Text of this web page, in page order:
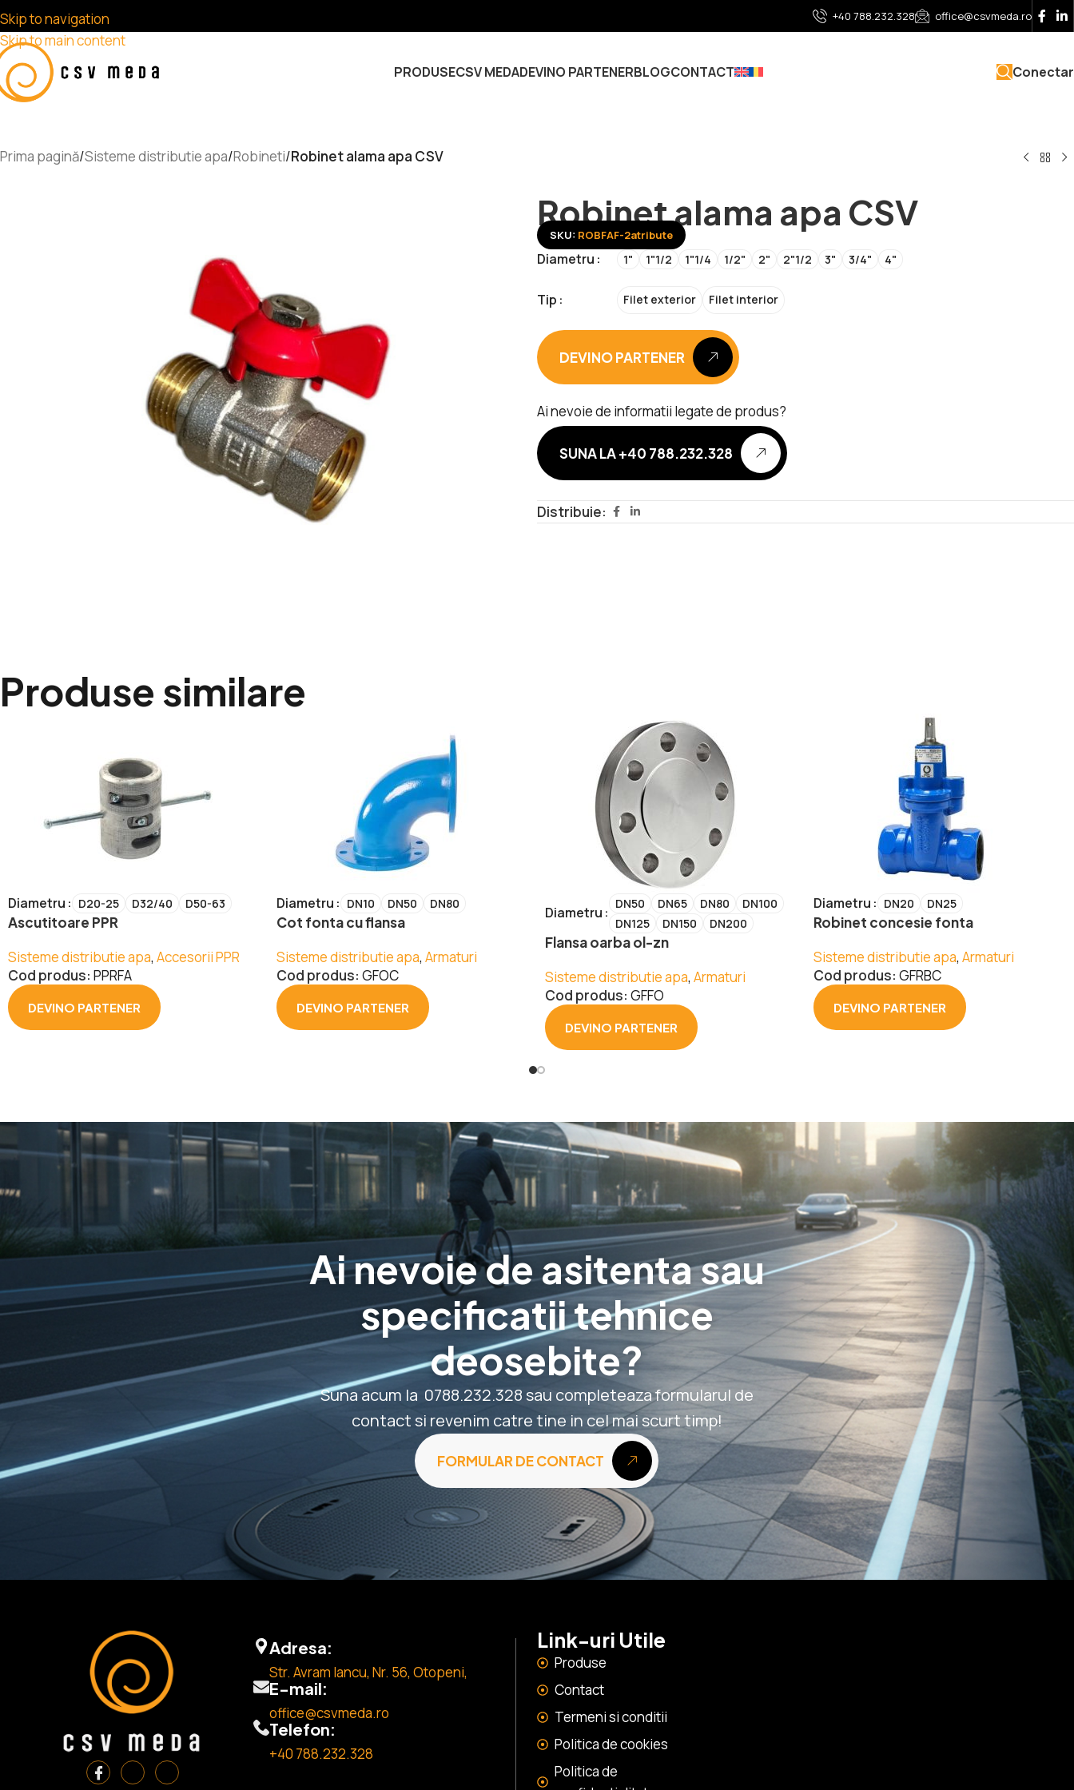
Skip to navigation
Skip to main content
+40 788.232.328 office@csvmeda.ro
PRODUSECSV MEDADEVINO PARTENERBLOGCONTACT
Prima pagină/Sisteme distributie apa/Robineti/Robinet alama apa CSV
Robinet alama apa CSV
SKU: ROBFAF-2atribute
Diametru 1" 1"1/2 1"1/4 1/2" 2" 2"1/2 3" 3/4" 4"
Tip Filet exterior Filet interior
DEVINO PARTENER
Ai nevoie de informatii legate de produs?
SUNA LA +40 788.232.328
Distribuie:
Produse similare
Diametru D20-25 D32/40 D50-63
Ascutitoare PPR
Sisteme distributie apa, Accesorii PPR
Cod produs: PPRFA
DEVINO PARTENER
Diametru DN10 DN50 DN80
Cot fonta cu flansa
Sisteme distributie apa, Armaturi
Cod produs: GFOC
DEVINO PARTENER
Diametru
DN50 DN65 DN80
DN100
DN125
DN150 DN200
Flansa oarba ol-zn
Sisteme distributie apa, Armaturi
Cod produs: GFFO
DEVINO PARTENER
Diametru DN20 DN25
Robinet concesie fonta
Sisteme distributie apa, Armaturi
Cod produs: GFRBC
DEVINO PARTENER
Ai nevoie de asitenta sau
specificatii tehnice
deosebite?
Suna acum la 0788.232.328 sau completeaza formularul de
contact si revenim catre tine in cel mai scurt timp!
FORMULAR DE CONTACT
Adresa:
Str. Avram Iancu, Nr. 56, Otopeni,
E-mail:
office@csvmeda.ro
Telefon:
+40 788.232.328
Link-uri Utile
Produse
Contact
Termeni si conditii
Politica de cookies
Politica de